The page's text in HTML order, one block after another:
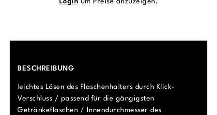
Login um Preise anzuzeigen.
BESCHREIBUNG
leichtes Lösen des Flaschenhalters durch Klick-
Verschluss / passend für die gängigsten
Getränkeflaschen / Innendurchmesser des